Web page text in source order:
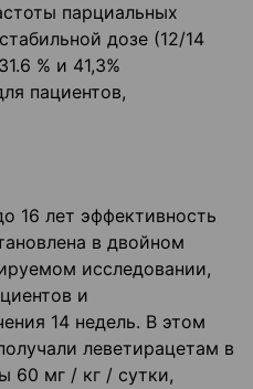
парциальных
дозе (12/14
% и 41,3%
пациентов,
16 лет эффективность
в двойном
исследовании,
и
14 недель. В этом
леветирацетам в
60 мг / кг / сутки,